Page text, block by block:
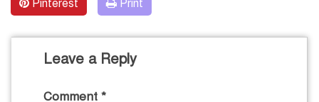
Pinterest Print
Leave a Reply
Comment *